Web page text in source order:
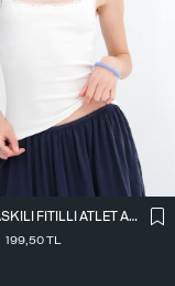
DANTEL ASKILI FITILLI ATLET A261020
199,50TL